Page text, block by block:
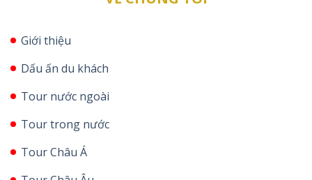
Giới thiệu
Dấu ấn du khách
Tour nước ngoài
Tour trong nước
Tour Châu Á